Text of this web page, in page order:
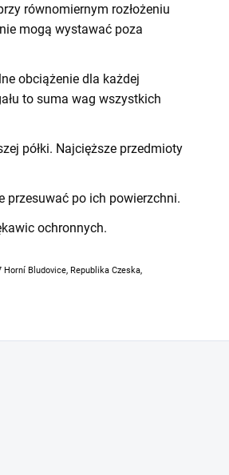
równomiernym rozłożeniu
mogą wystawać poza
obciążenie dla każdej
to suma wag wszystkich
półki. Najcięższe przedmioty
przesuwać po ich powierzchni.
ochronnych.
Bludovice, Republika Czeska,